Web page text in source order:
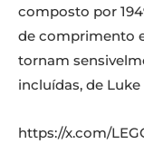
composto por
de comprimento
tornam
incluídas, de
https://x.com/